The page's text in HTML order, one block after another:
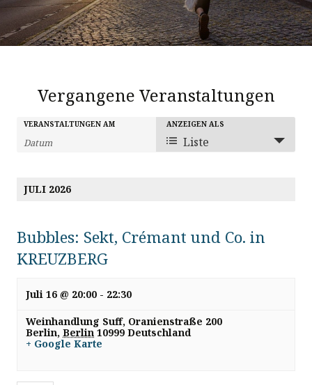
Vergangene Veranstaltungen
V
r
a
n
V
e
a
s
VERANSTALTUNGEN AM
e
n
l
ANZEIGEN ALS
Liste
JULI 2026
Bubbles: Sekt, Crémant und Co. in
KREUZBERG
Juli 16 @ 20:00 - 22:30
Weinhandlung Suff, Oranienstraße 200
Berlin, Berlin 10999 Deutschland
+ Google Karte